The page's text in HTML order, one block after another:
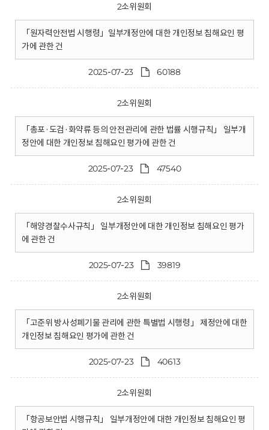
2소위원회
「원자력안전법 시행령」일부개정안에 대한 개인정보 침해요인 평
가에 관한 건
2025-07-23 60188
2소위원회
「총포·도검·화약류 등의 안전관리에 관한 법률 시행규칙」 일부개
정안에 대한 개인정보 침해요인 평가에 관한 건
2025-07-23 47540
2소위원회
「해양경찰수사규칙」 일부개정안에 대한 개인정보 침해요인 평가
에 관한 건
2025-07-23 39819
2소위원회
「고준위 방사성폐기물 관리에 관한 특별법 시행령」 제정안에 대한
개인정보 침해요인 평가에 관한 건
2025-07-23 40613
2소위원회
「항공보안법 시행규칙」 일부개정안에 대한 개인정보 침해요인 평